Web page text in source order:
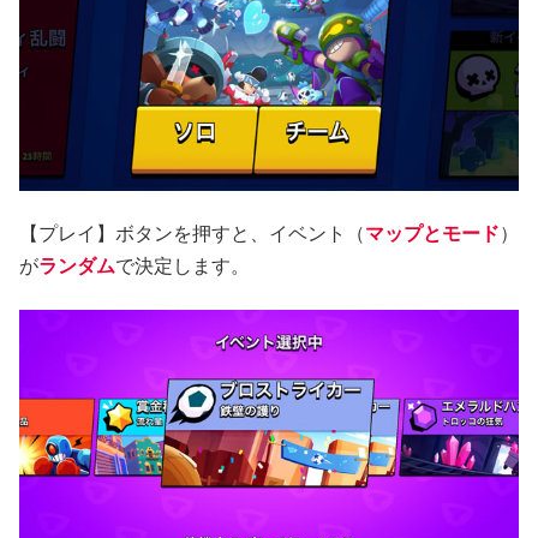
【プレイ】ボタンを押すと、イベント（マップとモード）
がランダムで決定します。